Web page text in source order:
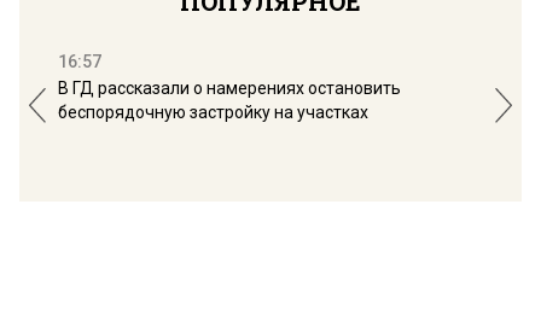
16:57
В ГД рассказали о намерениях остановить
беспорядочную застройку на участках